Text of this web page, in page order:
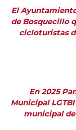
El
de Bosquecillo
cicloturistas
En 2025
Municipal
municipal de